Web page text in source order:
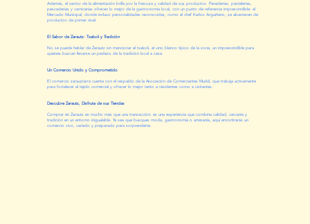
Además, el sector de la alimentación brilla por la frescura y calidad de sus productos. Panaderías, pastelerías,
pescaderías y carnicerías ofrecen lo mejor de la gastronomía local, con un punto de referencia imprescindible: el
Mercado Municipal, donde incluso personalidades reconocidas, como el chef Karlos Arguiñano, se abastecen de
productos de primer nivel.
El Sabor de Zarautz: Txakoli y Tradición
No se puede hablar de Zarautz sin mencionar el txakoli, el vino blanco típico de la zona, un imprescindible para
quienes buscan llevarse un pedazo de la tradición local a casa.
Un Comercio Unido y Comprometido
El comercio zarauztarra cuenta con el respaldo de la Asociación de Comerciantes Murkil, que trabaja activamente
para fortalecer el tejido comercial y ofrecer lo mejor tanto a residentes como a visitantes.
Descubre Zarautz, Disfruta de sus Tiendas
Comprar en Zarautz es mucho más que una transacción; es una experiencia que combina calidad, cercanía y
tradición en un entorno inigualable. Ya sea que busques moda, gastronomía o artesanía, aquí encontrarás un
comercio vivo, variado y preparado para sorprenderte.